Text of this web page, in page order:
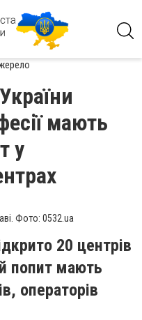
мають
у
Фото: 0532.ua
20 центрів
попит мають
операторів